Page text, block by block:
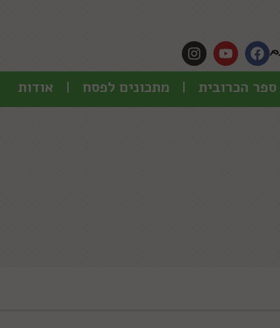
ספר הכרובית מתכונים לפסח אודות